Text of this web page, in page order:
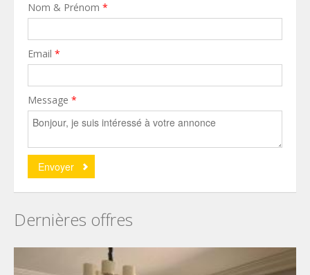
Nom & Prénom *
Email *
Message *
Dernières offres